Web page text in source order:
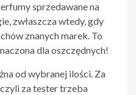
sprzedawane na
zwłaszcza wtedy, gdy
znanych marek. To
dla oszczędnych!
od wybranej ilości. Za
za tester trzeba